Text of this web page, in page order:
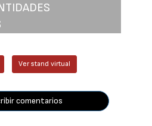
Ver stand virtual
comentarios